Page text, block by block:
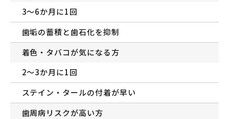
3〜6か月に1回
歯垢の蓄積と歯石化を抑制
着色・タバコが気になる方
2〜3か月に1回
ステイン・タールの付着が早い
歯周病リスクが高い方